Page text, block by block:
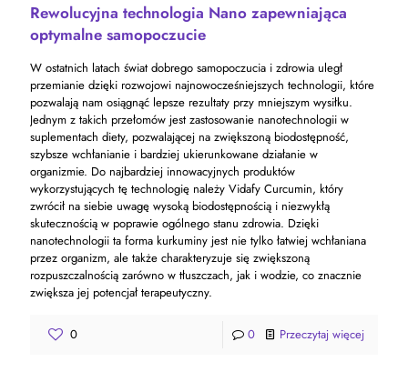
Rewolucyjna technologia Nano zapewniająca
optymalne samopoczucie
W ostatnich latach świat dobrego samopoczucia i zdrowia uległ
przemianie dzięki rozwojowi najnowocześniejszych technologii, które
pozwalają nam osiągnąć lepsze rezultaty przy mniejszym wysiłku.
Jednym z takich przełomów jest zastosowanie nanotechnologii w
suplementach diety, pozwalającej na zwiększoną biodostępność,
szybsze wchłanianie i bardziej ukierunkowane działanie w
organizmie. Do najbardziej innowacyjnych produktów
wykorzystujących tę technologię należy Vidafy Curcumin, który
zwrócił na siebie uwagę wysoką biodostępnością i niezwykłą
skutecznością w poprawie ogólnego stanu zdrowia. Dzięki
nanotechnologii ta forma kurkuminy jest nie tylko łatwiej wchłaniana
przez organizm, ale także charakteryzuje się zwiększoną
rozpuszczalnością zarówno w tłuszczach, jak i wodzie, co znacznie
zwiększa jej potencjał terapeutyczny.
0 0 Przeczytaj więcej